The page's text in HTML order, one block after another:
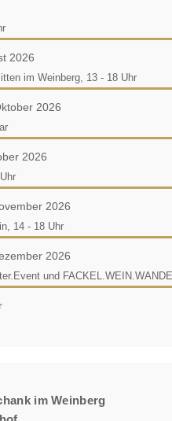
2026
im Weinberg, 13 - 18 Uhr
2026
2026
2026
14 - 18 Uhr
2026
und
im Weinberg